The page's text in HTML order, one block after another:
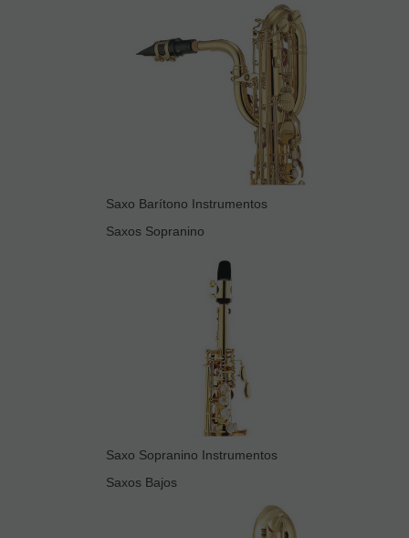
Saxo Barítono Instrumentos
Saxos Sopranino
Saxo Sopranino Instrumentos
Saxos Bajos